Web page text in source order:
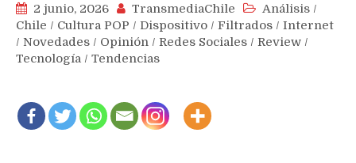
2 junio, 2026 TransmediaChile Análisis /
Chile / Cultura POP / Dispositivo / Filtrados / Internet
/ Novedades / Opinión / Redes Sociales / Review /
Tecnología / Tendencias